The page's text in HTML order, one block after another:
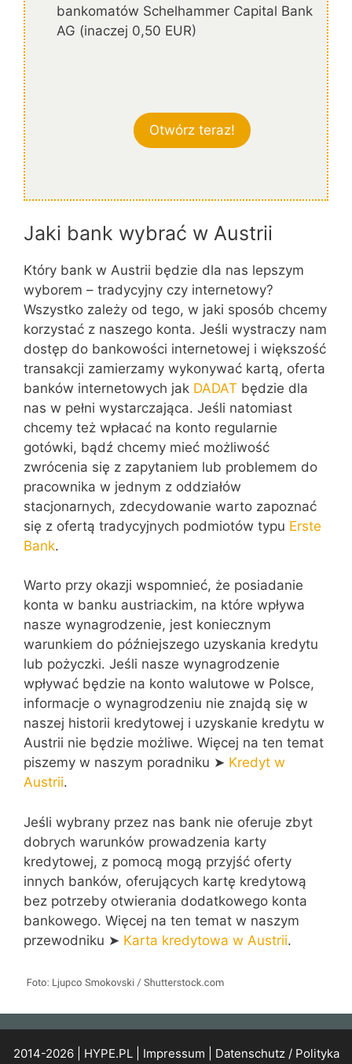
bankomatów Schelhammer Capital Bank
AG (inaczej 0,50 EUR)
Otwórz teraz!
Jaki bank wybrać w Austrii
Który bank w Austrii będzie dla nas lepszym
wyborem – tradycyjny czy internetowy?
Wszystko zależy od tego, w jaki sposób chcemy
korzystać z naszego konta. Jeśli wystraczy nam
dostęp do bankowości internetowej i większość
transakcji zamierzamy wykonywać kartą, oferta
banków internetowych jak DADAT będzie dla
nas w pełni wystarczająca. Jeśli natomiast
chcemy też wpłacać na konto regularnie
gotówki, bądź chcemy mieć możliwość
zwrócenia się z zapytaniem lub problemem do
pracownika w jednym z oddziałów
stacjonarnych, zdecydowanie warto zapoznać
się z ofertą tradycyjnych podmiotów typu Erste
Bank.
Warto przy okazji wspomnieć, że posiadanie
konta w banku austriackim, na które wpływa
nasze wynagrodzenie, jest koniecznym
warunkiem do późniejszego uzyskania kredytu
lub pożyczki. Jeśli nasze wynagrodzenie
wpływać będzie na konto walutowe w Polsce,
informacje o wynagrodzeniu nie znajdą się w
naszej historii kredytowej i uzyskanie kredytu w
Austrii nie będzie możliwe. Więcej na ten temat
piszemy w naszym poradniku ➤ Kredyt w
Austrii.
Jeśli wybrany przez nas bank nie oferuje zbyt
dobrych warunków prowadzenia karty
kredytowej, z pomocą mogą przyjść oferty
innych banków, oferujących kartę kredytową
bez potrzeby otwierania dodatkowego konta
bankowego. Więcej na ten temat w naszym
przewodniku ➤ Karta kredytowa w Austrii.
2014-2026 | HYPE.PL | Impressum
Datenschutz / Polityka